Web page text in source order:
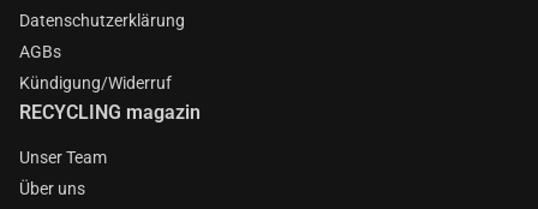
Datenschutzerklärung
AGBs
Kündigung/Widerruf
RECYCLING magazin
Unser Team
Über uns